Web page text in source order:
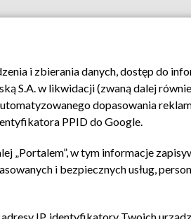
Biuro reklamy Kontakt
i zbierania danych, dostęp do
S.A. w likwidacji (zwaną dalej
dopasowania
PPID do Google.
„Portalem”, w tym informacje
i bezpiecznych usług,